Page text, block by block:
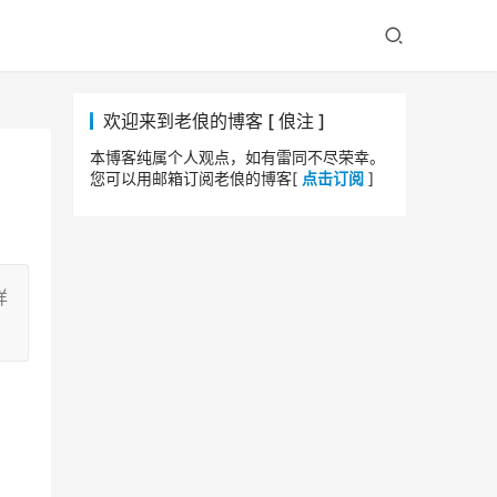
欢迎来到老俍的博客 [ 俍注 ]
本博客纯属个人观点，如有雷同不尽荣幸。
您可以用邮箱订阅老俍的博客[ 点击订阅 ]